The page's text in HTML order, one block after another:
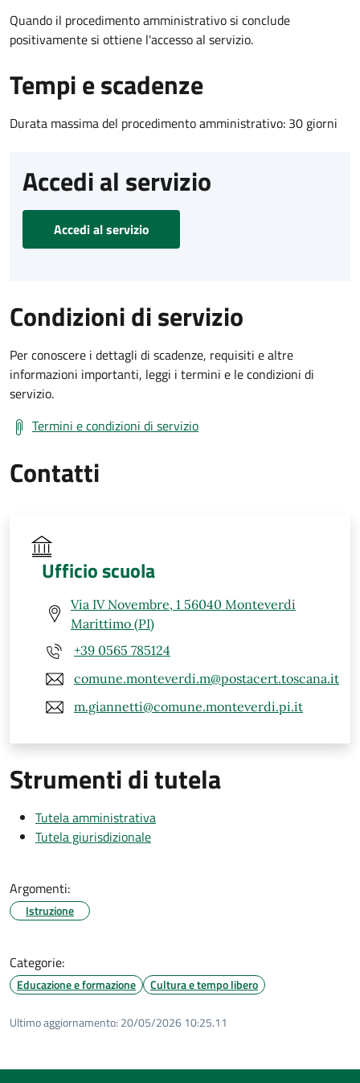
Quando il procedimento amministrativo si conclude
positivamente si ottiene l'accesso al servizio.
Tempi e scadenze
Durata massima del procedimento amministrativo: 30 giorni
Accedi al servizio
Accedi al servizio
Condizioni di servizio
Per conoscere i dettagli di scadenze, requisiti e altre
informazioni importanti, leggi i termini e le condizioni di
servizio.
Termini e condizioni di servizio
Contatti
Ufficio scuola
Via IV Novembre, 1 56040 Monteverdi
Marittimo (PI)
+39 0565 785124
comune.monteverdi.m@postacert.toscana.it
m.giannetti@comune.monteverdi.pi.it
Strumenti di tutela
Tutela amministrativa
Tutela giurisdizionale
Argomenti:
Istruzione
Categorie:
Educazione e formazione Cultura e tempo libero
Ultimo aggiornamento: 20/05/2026 10:25.11